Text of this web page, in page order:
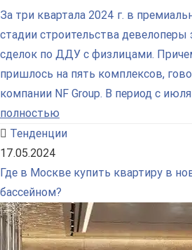
За три квартала 2024 г. в
стадии строительства девелоперы
сделок по ДДУ с физлицами.
пришлось на пять комплексов,
компании NF Group. В период с июля
полностью
Тенденции
17.05.2024
Где в Москве купить квартиру в
бассейном?